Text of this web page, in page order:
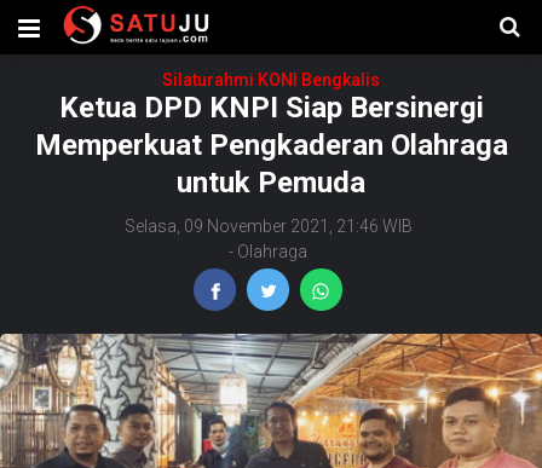
Silaturahmi KONI Bengkalis
Ketua DPD KNPI Siap Bersinergi
Memperkuat Pengkaderan Olahraga
untuk Pemuda
Selasa, 09 November 2021, 21:46 WIB
- Olahraga